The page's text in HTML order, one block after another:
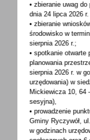
POWRÓT
Spodobała Ci się
• zbieranie uwag
dnia 24 lipca 2026
• zbieranie
środowisko w
sierpnia 2026 r.;
• spotkanie otwarte
planowania
sierpnia 2026 r.w
urzędowania) w
Mickiewicza 10, 64
sesyjna),
• prowadzenie
Gminy Ryczywół,
w godzinach